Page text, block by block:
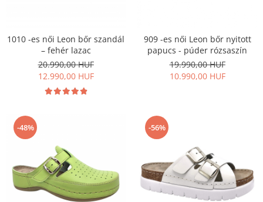
1010 -es női Leon bőr szandál
– fehér lazac
20.990,00 HUF
12.990,00 HUF
909 -es női Leon bőr nyitott
papucs - púder rózsaszín
19.990,00 HUF
10.990,00 HUF
-48% -56%